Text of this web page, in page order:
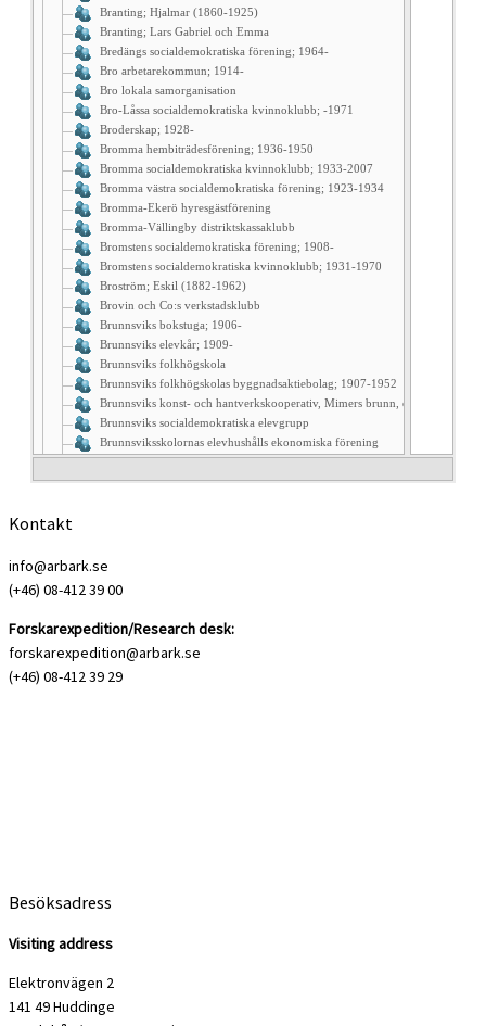
Kontakt
info@arbark.se
(+46) 08-412 39 00
Forskarexpedition/Research desk:
forskarexpedition@arbark.se
(+46) 08-412 39 29
Besöksadress
Visiting address
Elektronvägen 2
141 49 Huddinge